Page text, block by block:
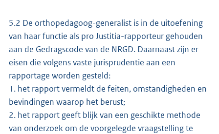
5.2 De orthopedagoog-generalist is in de uitoefening
van haar functie als pro Justitia-rapporteur gehouden
aan de Gedragscode van de NRGD. Daarnaast zijn er
eisen die volgens vaste jurisprudentie aan een
rapportage worden gesteld:
1. het rapport vermeldt de feiten, omstandigheden en
bevindingen waarop het berust;
2. het rapport geeft blijk van een geschikte methode
van onderzoek om de voorgelegde vraagstelling te